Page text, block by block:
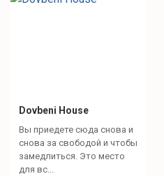
Dovbeni House
Вы приедете сюда снова и
снова за свободой и чтобы
замедлиться. Это место
для вс...